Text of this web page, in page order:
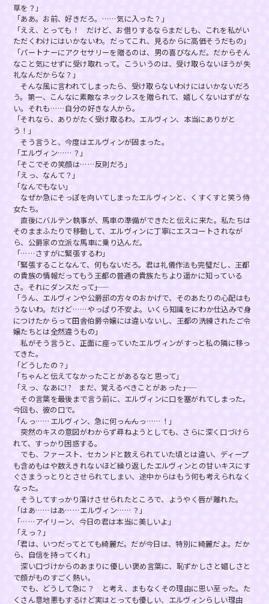
草を？」
「ああ。お前、好きだろ。……気に入った？」
「ええ、とっても！ だけど、お借りするならまだしも、これを私がい
ただくわけにはいかないわ。だってこれ、見るからに高価そうだもの」
「パートナーにアクセサリーを贈るのは、男の喜びなんだ。だからそん
なこと気にせずに受け取れって。こういうのは、受け取らないほうが失
礼なんだからな？」
そんな風に言われてしまったら、受け取らないわけにはいかないだろ
う。第一、こんなに素敵なネックレスを贈られて、嬉しくないはずがな
い。それも……自分の好きな人から。
「それなら、ありがたく受け取るわ。エルヴィン、本当にありがと
う！」
そう言うと、今度はエルヴィンが固まった。
「エルヴィン……？」
「そこでその笑顔は……反則だろ」
「えっ、なんて？」
「なんでもない」
なぜか急にそっぽを向いてしまったエルヴィンと、くすくすと笑う侍
女たち。
直後にバルテン執事が、馬車の準備ができたと伝えに来た。私たちは
そのままふたりで移動して、エルヴィンに丁寧にエスコートされなが
ら、公爵家の立派な馬車に乗り込んだ。
「……さすがに緊張するわ」
「緊張することなんて、何もないだろ。君は礼儀作法も完璧だし、王都
の貴族の情報だってもう王都の普通の貴族たちより遥かに知っている
さ。それにダンスだって――」
「うん、エルヴィンや公爵邸の方々のおかげで、そのあたりの心配はも
うないわ。だけど……やっぱり不安よ。いくら知識をにわか仕込みで身
につけたからって田舎伯爵令嬢には違いないし、王都の洗練されたご令
嬢たちとは全然違うもの」
私がそう言うと、正面に座っていたエルヴィンがすっと私の隣に移っ
てきた。
「どうしたの？」
「ちゃんと伝えてなかったことがあるなと思って」
「えっ、なあに!? まだ、覚えるべきことがあった――」
その言葉を最後まで言う前に、エルヴィンに口を塞がれてしまった。
今回も、彼の口で。
「んっ……エルヴィン、急に何っ――んんっ……！」
突然のキスの意図がわからず尋ねようとしても、さらに深く口づけら
れて、すっかり困惑する。
でも、ファースト、セカンドと数えられていた頃とは違い、ディープ
も含めもはや数えきれないほど繰り返したエルヴィンとの甘いキスにす
ぐさまうっとりとさせられてしまい、途中からはもう何も考えられなく
なった。
そうしてすっかり蕩けさせられたところで、ようやく唇が離れた。
「はあ……はあ……エルヴィン……？」
「……アイリーン、今日の君は本当に美しいよ」
「えっ？」
「君は、いつだってとても綺麗だ。だが今日は、特別に綺麗だよ。だか
ら、自信を持ってくれ」
深い口づけからのあまりに優しい褒め言葉に、恥ずかしさと嬉しさと
で顔がものすごく熱い。
でも、どうして急に？ と考え、まもなくその理由に思い至った。た
くさん意地悪もするけど実はとっても優しい、エルヴィンらしい理由